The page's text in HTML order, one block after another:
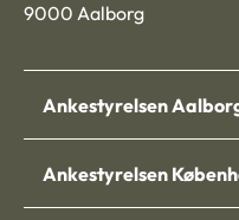
9000 Aalborg
Ankestyrelsen
Ankestyrelsen